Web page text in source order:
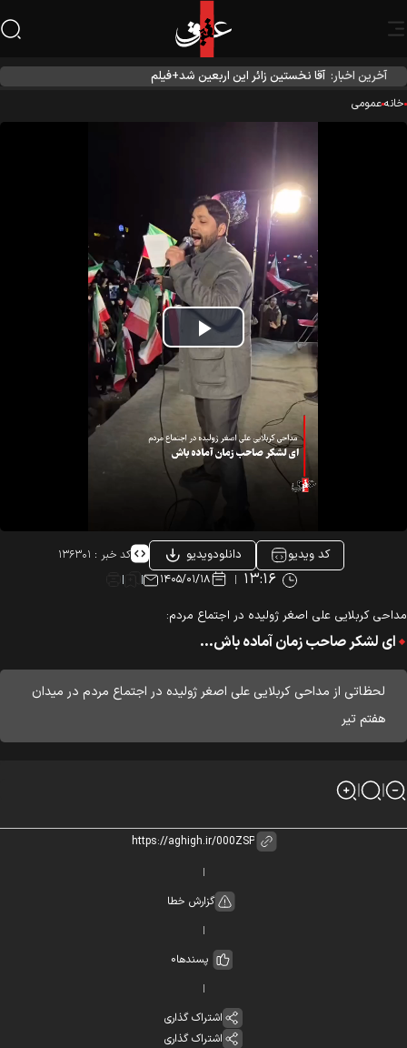
آخرین اخبار: آقا نخستین زائر این اربعین شد+فیلم
عمومی
Play
Video
کد ویدیو دانلودویدیو کد خبر : ۱۳۶۳۰۱
۱۳:۱۶ ۱۴۰۵/۰۱/۱۸
کربلایی علی اصغر ژولیده در اجتماع مردم:
ای لشکر صاحب زمان آماده باش...
لحظاتی از مداحی کربلایی علی اصغر ژولیده در اجتماع مردم در میدان
هفتم تیر
گزارش خطا
پسندها0
اشتراک گذاری
اشتراک گذاری